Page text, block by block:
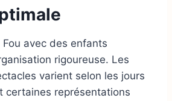
avec des enfants
rigoureuse. Les
varient selon les jours
certaines représentations